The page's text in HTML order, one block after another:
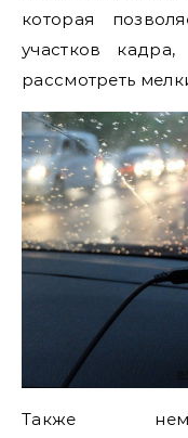
которая
участков
рассмотреть
Также